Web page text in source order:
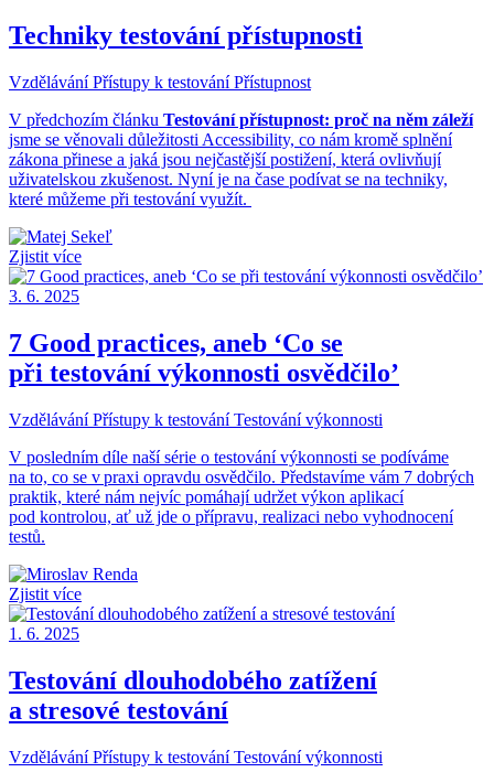
Techniky testování přístupnosti
Vzdělávání Přístupy k testování Přístupnost
V předchozím článku Testování přístupnost: proč na něm záleží
jsme se věnovali důležitosti Accessibility, co nám kromě splnění
zákona přinese a jaká jsou nejčastější postižení, která ovlivňují
uživatelskou zkušenost. Nyní je na čase podívat se na techniky,
které můžeme při testování využít.
Zjistit více
3. 6. 2025
7 Good practices, aneb ‘Co se
při testování výkonnosti osvědčilo’
Vzdělávání Přístupy k testování Testování výkonnosti
V posledním díle naší série o testování výkonnosti se podíváme
na to, co se v praxi opravdu osvědčilo. Představíme vám 7 dobrých
praktik, které nám nejvíc pomáhají udržet výkon aplikací
pod kontrolou, ať už jde o přípravu, realizaci nebo vyhodnocení
testů.
Zjistit více
1. 6. 2025
Testování dlouhodobého zatížení
a stresové testování
Vzdělávání Přístupy k testování Testování výkonnosti